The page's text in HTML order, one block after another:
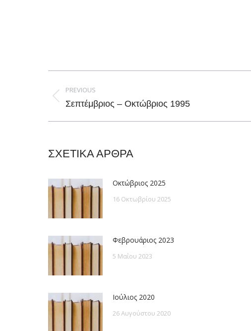
navigation
PREVIOUS
Previous
Σεπτέμβριος – Οκτώβριος 1995
ΣΧΕΤΙΚΑ ΑΡΘΡΑ
Οκτώβριος 2025
16 Οκτωβρίου 2025
Φεβρουάριος 2023
5 Μαΐου 2023
Ιούλιος 2020
26 Αυγούστου 2020